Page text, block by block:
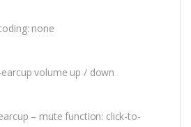
none
volume up / down
– mute function: click-to-